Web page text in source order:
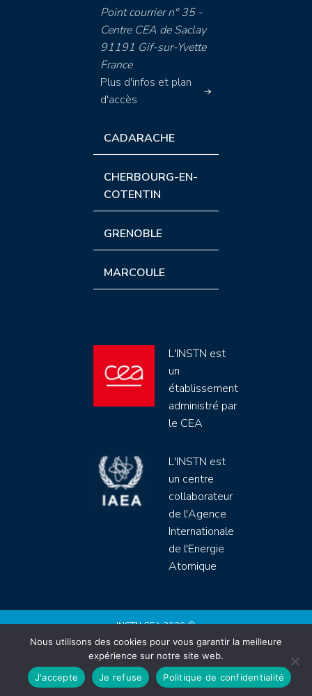
Point courrier n° 35 -
Centre CEA de Saclay
91191 Gif-sur-Yvette
France
Plus d'infos et plan
d'accès
CADARACHE
CHERBOURG-EN-
COTENTIN
GRENOBLE
MARCOULE
L'INSTN est
un
établissement
administré par
le CEA
L'INSTN est
un centre
collaborateur
de l'Agence
Internationale
de l'Energie
Atomique
INSTN CEA 2020 ©
Politique de protection de données (rgpd)
Règlement intérieur
Mentions légales
Site by Youdemus
Nous utilisons des cookies pour vous garantir la meilleure
expérience sur notre site web.
J'accepte
Je refuse Politique de confidentialité